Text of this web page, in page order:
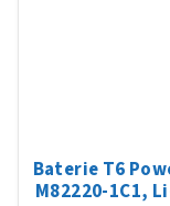
Baterie T6
M82220-1C1,